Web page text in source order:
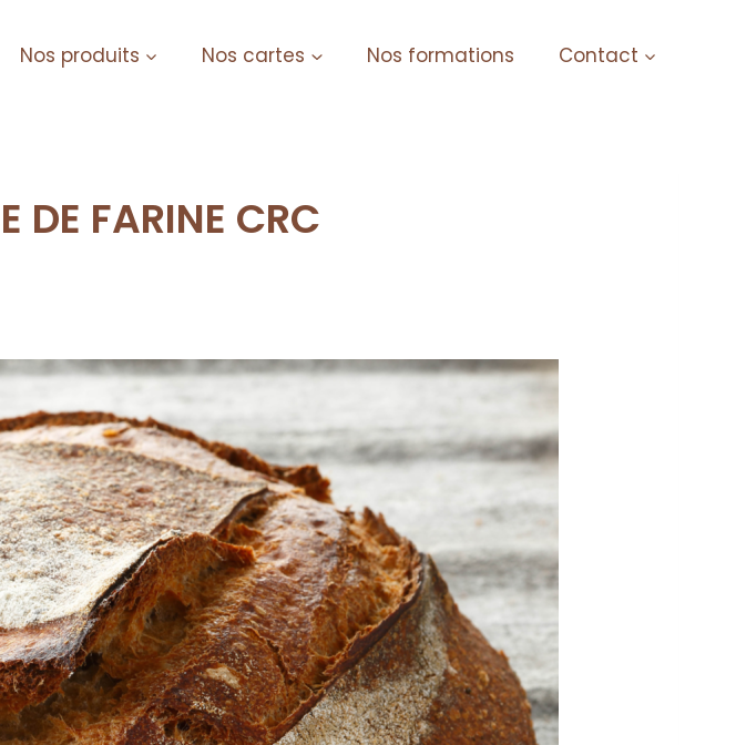
Nos produits Nos cartes Nos formations Contact
DE FARINE CRC